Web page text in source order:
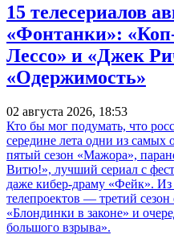
15 телесериалов
«Фонтанки»:
Лессо» и «Джек
«Одержимость»
02 августа 2026, 18:53
Кто бы мог подумать, что
середине лета одни из самых
пятый сезон «Мажора»,
Витю!», лучший сериал с
даже кибер-драму «Фейк».
телепроектов — третий
«Блондинки в законе» и
большого взрыва».